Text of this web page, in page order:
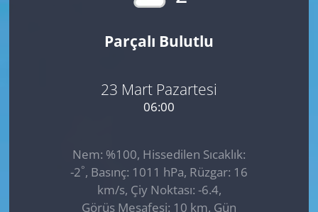
Parçalı Bulutlu
23 Mart Pazartesi
06:00
Nem: %100, Hissedilen Sıcaklık:
-2°, Basınç: 1011 hPa, Rüzgar: 16
km/s, Çiy Noktası: -6.4,
Görüş Mesafesi: 10 km, Gün
SAĞLIK